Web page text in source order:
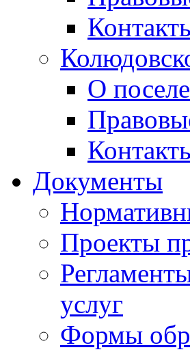
О
Документы
Проекты
услуг
Формы